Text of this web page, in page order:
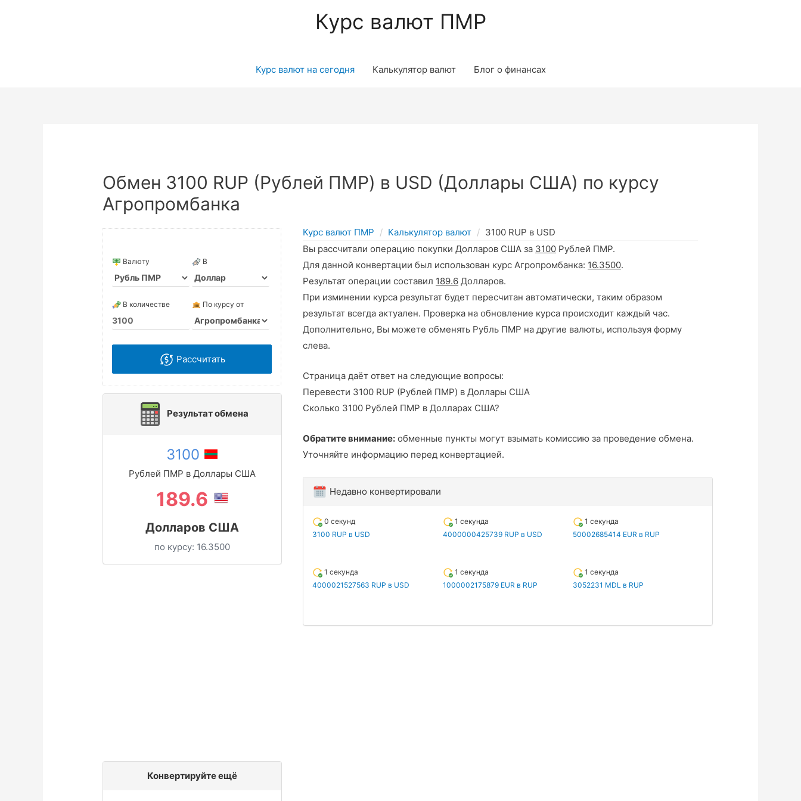
Курс валют ПМР
Курс валют на сегодня Калькулятор валют Блог о финансах
Обмен 3100 RUP (Рублей ПМР) в USD (Доллары США) по курсу
Агропромбанка
Валюту В
В количестве По курсу от
Рассчитать
Результат обмена
3100
Рублей ПМР в Доллары США
189.6
Долларов США
по курсу: 16.3500
Конвертируйте ещё
Курс валют ПМР Калькулятор валют
3100 RUP в USD
Вы рассчитали операцию покупки Долларов США за 3100 Рублей ПМР.
Для данной конвертации был использован курс Агропромбанка: 16.3500.
Результат операции составил 189.6 Долларов.
При изминении курса результат будет пересчитан автоматически, таким образом
результат всегда актуален. Проверка на обновление курса происходит каждый час.
Дополнительно, Вы можете обменять Рубль ПМР на другие валюты, используя форму
слева.
Страница даёт ответ на следующие вопросы:
Перевести 3100 RUP (Рублей ПМР) в Доллары США
Сколько 3100 Рублей ПМР в Долларах США?
Обратите внимание: обменные пункты могут взымать комиссию за проведение обмена.
Уточняйте информацию перед конвертацией.
Недавно конвертировали
0 секунд
3100 RUP в USD
1 секунда
4000000425739 RUP в USD
1 секунда
50002685414 EUR в RUP
1 секунда
4000021527563 RUP в USD
1 секунда
1000002175879 EUR в RUP
1 секунда
3052231 MDL в RUP